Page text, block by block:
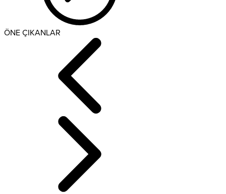
ÖNE ÇIKANLAR